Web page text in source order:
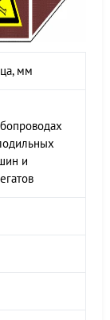
мм
и